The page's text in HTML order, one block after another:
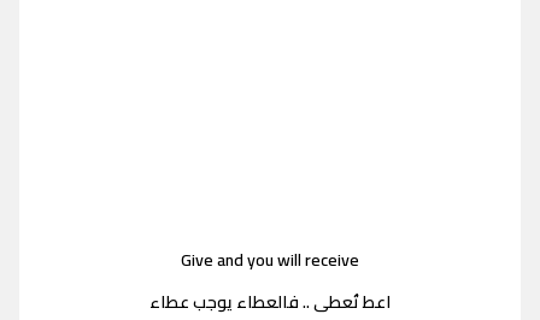
Give and you will receive
اعط تُعطى .. فالعطاء يوجب عطاء